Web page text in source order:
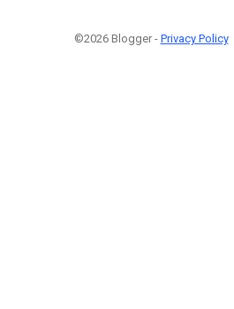
©2026 Blogger - Privacy Policy